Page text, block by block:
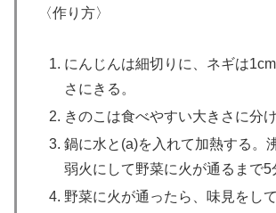
〈作り方〉
にんじんは細切りに、ネギは
さにきる。
きのこは食べやすい大きさに分け
鍋に水と(a)を入れて加熱する。
弱火にして野菜に火が通るまで5
野菜に火が通ったら、味見をし